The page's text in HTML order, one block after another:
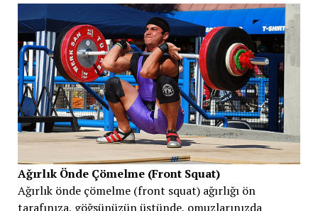
Ağırlık Önde Çömelme (Front Squat)
Ağırlık önde çömelme (front squat) ağırlığı ön
tarafınıza, göğsünüzün üstünde, omuzlarınızda